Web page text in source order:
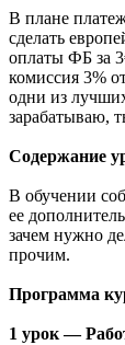
В плане
сделать
оплаты ФБ за
комиссия 3%
одни из
зарабатываю,
Содержание
В обучении
ее
зачем нужно
прочим.
Программа
1 урок —